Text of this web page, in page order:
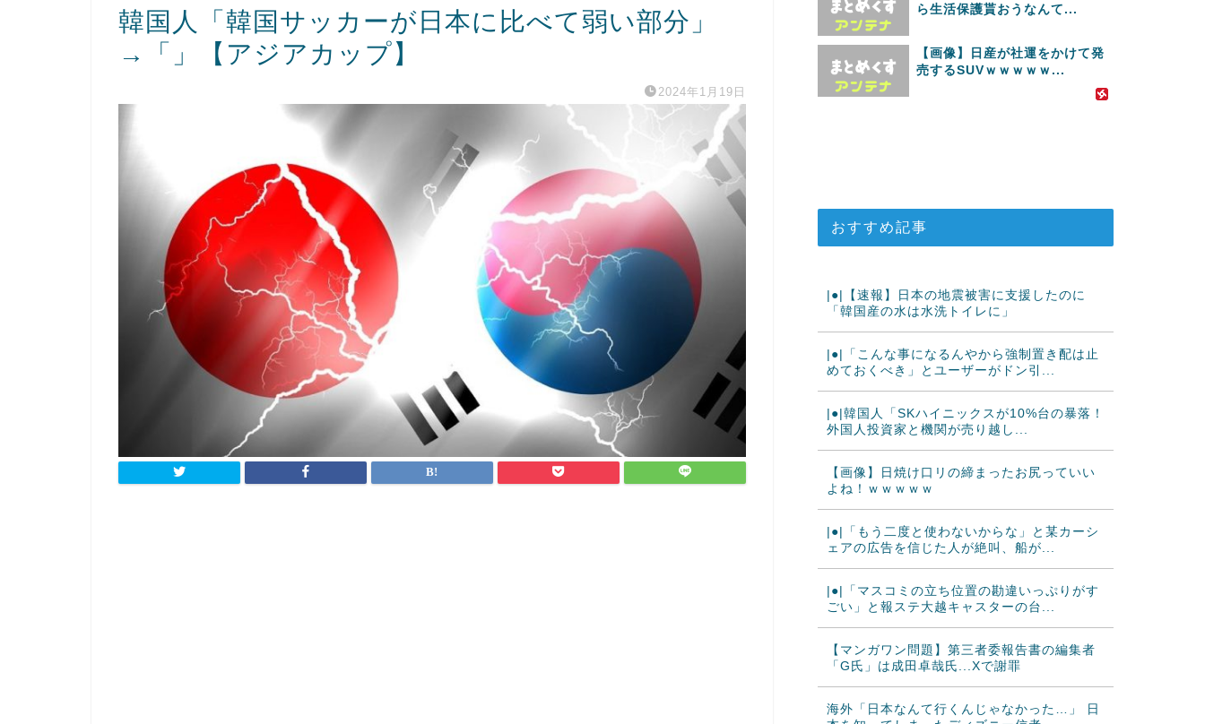
韓国人「韓国サッカーが日本に比べて弱い部分」
→「」【アジアカップ】
2024年1月19日
ら生活保護貰おうなんて...
【画像】日産が社運をかけて発
売するSUVｗｗｗｗｗ...
おすすめ記事
|●|【速報】日本の地震被害に支援したのに
「韓国産の水は水洗トイレに」
|●|「こんな事になるんやから強制置き配は止
めておくべき」とユーザーがドン引...
|●|韓国人「SKハイニックスが10%台の暴落！
外国人投資家と機関が売り越し...
【画像】日焼け口リの締まったお尻っていい
よね！ｗｗｗｗｗ
|●|「もう二度と使わないからな」と某カーシ
ェアの広告を信じた人が絶叫、船が...
|●|「マスコミの立ち位置の勘違いっぷりがす
ごい」と報ステ大越キャスターの台...
【マンガワン問題】第三者委報告書の編集者
「G氏」は成田卓哉氏...Xで謝罪
海外「日本なんて行くんじゃなかった…」 日